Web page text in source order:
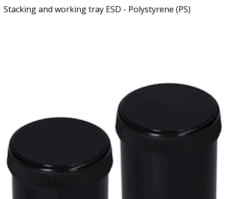
Stacking and working tray ESD - Polystyrene (PS)